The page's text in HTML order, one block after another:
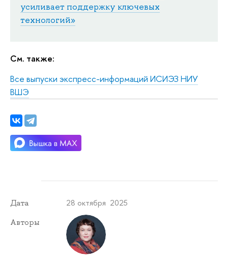
усиливает поддержку ключевых
технологий»
См. также:
Все выпуски экспресс-информаций ИСИЭЗ НИУ
ВШЭ
Дата 28 октября 2025
Авторы